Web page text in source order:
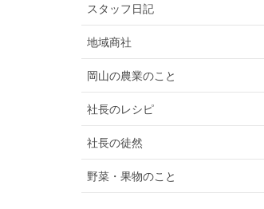
スタッフ日記
地域商社
岡山の農業のこと
社長のレシピ
社長の徒然
野菜・果物のこと